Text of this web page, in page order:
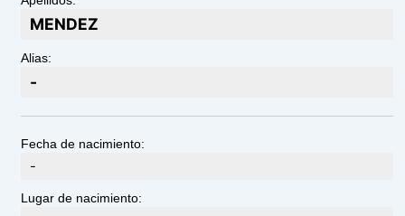
MENDEZ
Alias:
-
Fecha de nacimiento:
-
Lugar de nacimiento: